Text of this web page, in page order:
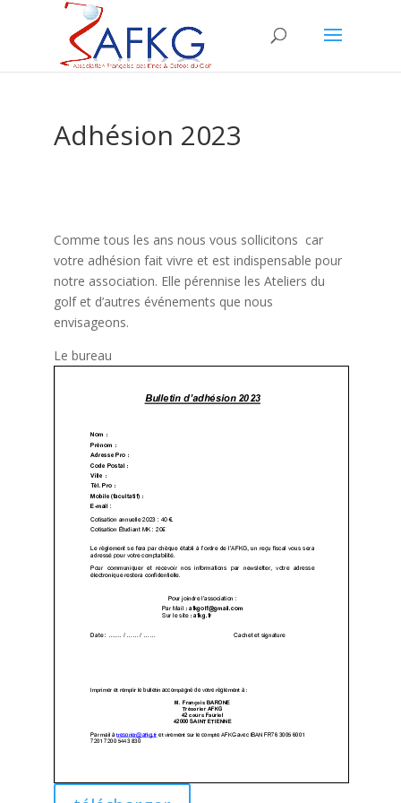
Adhésion 2023
Comme tous les ans nous vous sollicitons car
votre adhésion fait vivre et est indispensable pour
notre association. Elle pérennise les Ateliers du
golf et d’autres événements que nous
envisageons.
Le bureau